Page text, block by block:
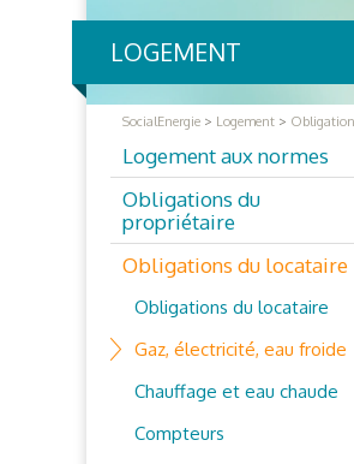
SocialEnergie > Logement >
LOGEMENT
Logement aux normes
Obligations du
propriétaire
Obligations du locataire
Obligations du locataire
Gaz, électricité, eau froide
Chauffage et eau chaude
Compteurs